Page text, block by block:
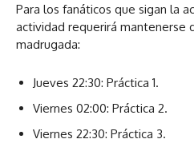
Para los fanáticos que sigan la
actividad requerirá mantenerse
madrugada:
Jueves 22:30: Práctica 1.
Viernes 02:00: Práctica 2.
Viernes 22:30: Práctica 3.